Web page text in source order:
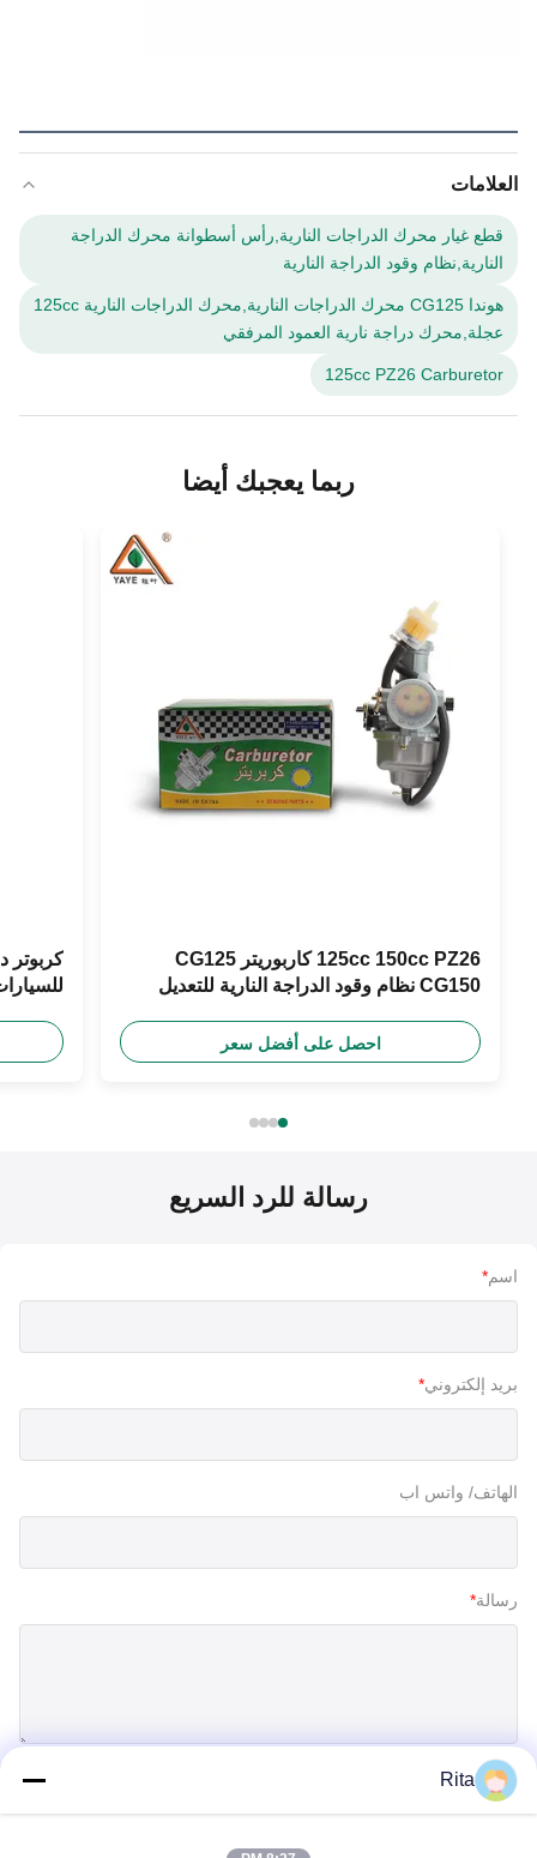
العلامات
قطع غيار محرك الدراجات النارية,رأس أسطوانة محرك الدراجة
النارية,نظام وقود الدراجة النارية
هوندا CG125 محرك الدراجات النارية,محرك الدراجات النارية 125cc
عجلة,محرك دراجة نارية العمود المرفقي
125cc PZ26 Carburetor
ربما يعجبك أيضا
125cc 150cc PZ26 كاربوريتر CG125
CG150 نظام وقود الدراجة النارية للتعديل
احصل على أفضل سعر
رسالة للرد السريع
اسم*
بريد إلكتروني*
الهاتف/ واتس اب
رسالة*
Rita